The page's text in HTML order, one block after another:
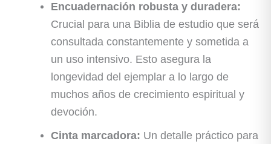
Encuadernación robusta y duradera:
Crucial para una Biblia de estudio que será
consultada constantemente y sometida a
un uso intensivo. Esto asegura la
longevidad del ejemplar a lo largo de
muchos años de crecimiento espiritual y
devoción.
Cinta marcadora: Un detalle práctico para